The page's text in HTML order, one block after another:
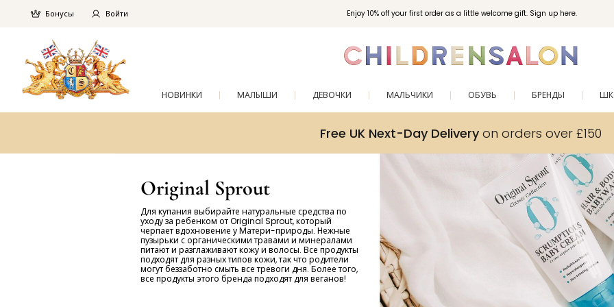
Enjoy 10% off your first order as a little welcome gift. Sign up here.
Бонусы Войти
НОВИНКИ МАЛЫШИ ДЕВОЧКИ МАЛЬЧИКИ ОБУВЬ БРЕНДЫ
Free UK Next-Day Deliveryon orders over £150
Original Sprout
Для купания выбирайте натуральные средства по
уходу за ребенком от Original Sprout, который
черпает вдохновение у Матери-природы. Нежные
пузырьки с органическими травами и минералами
питают и разглаживают кожу и волосы. Все продукты
подходят для разных типов кожи, так что родители
могут беззаботно смыть все тревоги дня. Более того,
все продукты этого бренда подходят для веганов!